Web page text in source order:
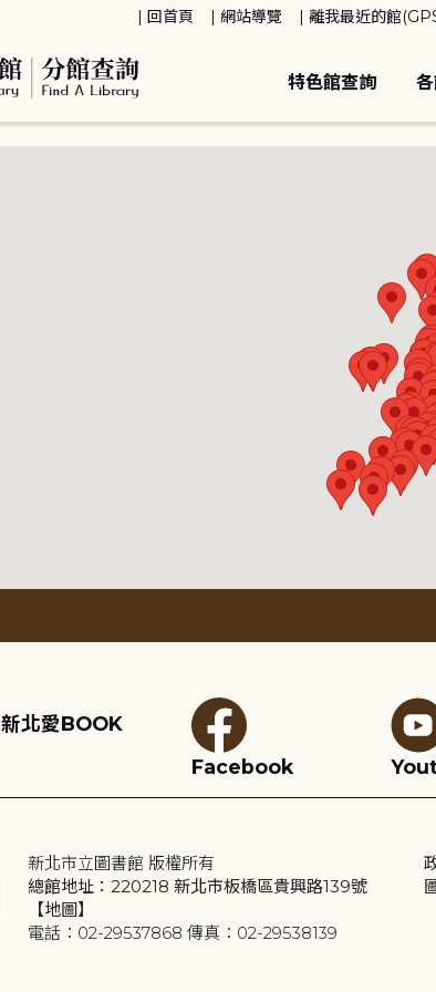
回首頁 網站導覽 離我最近的館
特色館查詢
新北愛BOOK
Facebook
新北市立圖書館 版權所有
總館地址：220218 新北市板橋區貴興路139號
【地圖】
電話：02-29537868 傳真：02-29538139